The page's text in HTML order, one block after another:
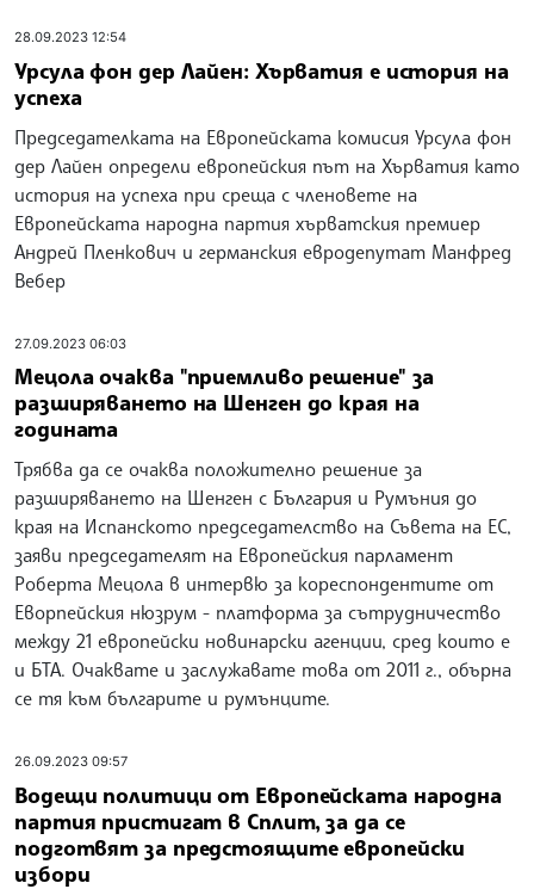
28.09.2023 12:54
Урсула фон дер Лайен: Хърватия е история на
успеха
Председателката на Европейската комисия Урсула фон
дер Лайен определи европейския път на Хърватия като
история на успеха при среща с членовете на
Европейската народна партия хърватския премиер
Андрей Пленкович и германския евродепутат Манфред
Вебер
27.09.2023 06:03
Мецола очаква "приемливо решение" за
разширяването на Шенген до края на
годината
Трябва да се очаква положително решение за
разширяването на Шенген с България и Румъния до
края на Испанското председателство на Съвета на ЕС,
заяви председателят на Европейския парламент
Роберта Мецола в интервю за кореспондентите от
Еворпейския нюзрум - платформа за сътрудничество
между 21 европейски новинарски агенции, сред които е
и БТА. Очаквате и заслужавате това от 2011 г., обърна
се тя към българите и румънците.
26.09.2023 09:57
Водещи политици от Европейската народна
партия пристигат в Сплит, за да се
подготвят за предстоящите европейски
избори